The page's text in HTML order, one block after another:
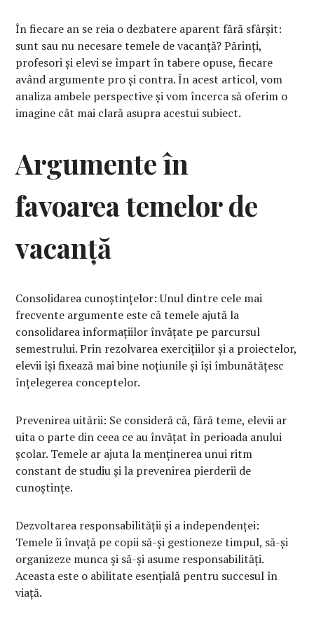
În fiecare an se reia o dezbatere aparent fără sfârșit:
sunt sau nu necesare temele de vacanță? Părinți,
profesori și elevi se împart în tabere opuse, fiecare
având argumente pro și contra. În acest articol, vom
analiza ambele perspective și vom încerca să oferim o
imagine cât mai clară asupra acestui subiect.
Argumente în
favoarea temelor de
vacanță
Consolidarea cunoștințelor: Unul dintre cele mai
frecvente argumente este că temele ajută la
consolidarea informațiilor învățate pe parcursul
semestrului. Prin rezolvarea exercițiilor și a proiectelor,
elevii își fixează mai bine noțiunile și își îmbunătățesc
înțelegerea conceptelor.
Prevenirea uitării: Se consideră că, fără teme, elevii ar
uita o parte din ceea ce au învățat în perioada anului
școlar. Temele ar ajuta la menținerea unui ritm
constant de studiu și la prevenirea pierderii de
cunoștințe.
Dezvoltarea responsabilității și a independenței:
Temele îi învață pe copii să-și gestioneze timpul, să-și
organizeze munca și să-și asume responsabilități.
Aceasta este o abilitate esențială pentru succesul în
viață.